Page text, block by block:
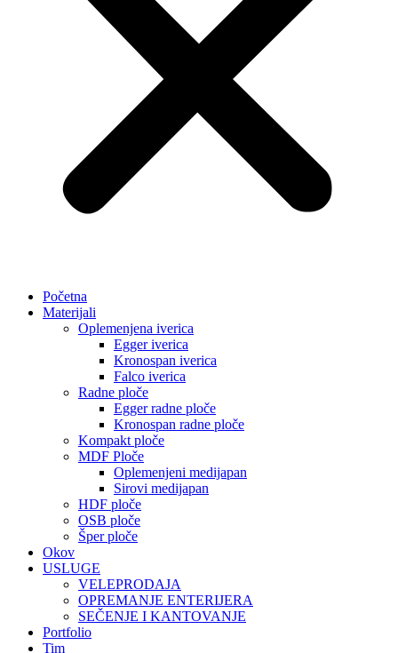
Početna
Materijali
Oplemenjena iverica
Egger iverica
Kronospan iverica
Falco iverica
Radne ploče
Egger radne ploče
Kronospan radne ploče
Kompakt ploče
MDF Ploče
Oplemenjeni medijapan
Sirovi medijapan
HDF ploče
OSB ploče
Šper ploče
Okov
USLUGE
VELEPRODAJA
OPREMANJE ENTERIJERA
SEČENJE I KANTOVANJE
Portfolio
Tim